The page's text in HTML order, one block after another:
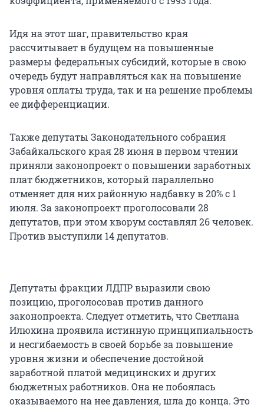
Идя на этот шаг, правительство края
рассчитывает в будущем на повышенные
размеры федеральных субсидий, которые в свою
очередь будут направляться как на повышение
уровня оплаты труда, так и на решение проблемы
ее дифференциации.
Также депутаты Законодательного собрания
Забайкальского края 28 июня в первом чтении
приняли законопроект о повышении заработных
плат бюджетников, который параллельно
отменяет для них районную надбавку в 20% с 1
июля. За законопроект проголосовали 28
депутатов, при этом кворум составлял 26 человек.
Против выступили 14 депутатов.
Депутаты фракции ЛДПР выразили свою
позицию, проголосовав против данного
законопроекта. Следует отметить, что Светлана
Илюхина проявила истинную принципиальность
и несгибаемость в своей борьбе за повышение
уровня жизни и обеспечение достойной
заработной платой медицинских и других
бюджетных работников. Она не побоялась
оказываемого на нее давления, шла до конца. Это